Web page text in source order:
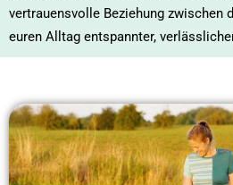
vertrauensvolle Beziehung zwischen
euren Alltag entspannter,